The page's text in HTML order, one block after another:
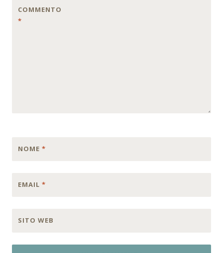
COMMENTO
*
NOME *
EMAIL *
SITO WEB